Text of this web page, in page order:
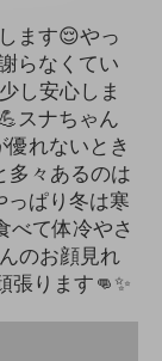
ます😌やっ
らなくてい
し安心しま
スナちゃん
れないとき
多々あるのは
っぱり冬は寒
べて体冷やさ
のお顔見れ
張ります👊✨